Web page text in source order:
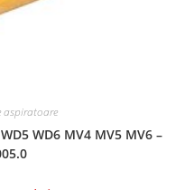
aspiratoare
WD6 MV4 MV5 MV6 –